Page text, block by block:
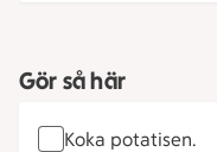
Gör så här
Koka potatisen.